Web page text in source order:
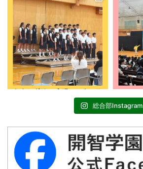
総合部Instagram